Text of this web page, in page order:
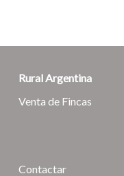
Rural Argentina
Venta de Fincas
Contactar